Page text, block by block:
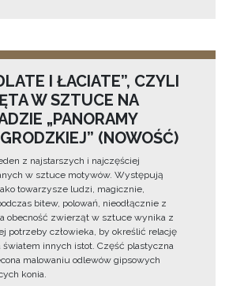
I ŁACIATE”, CZYLI
W SZTUCE NA
„PANORAMY
(NOWOŚĆ)
z najstarszych i najczęściej
w sztuce motywów. Występują
towarzysze ludzi, magicznie,
bitew, polowań, nieodłącznie z
obecność zwierząt w sztuce wynika z
potrzeby człowieka, by określić relację
światem innych istot. Część plastyczna
malowaniu odlewów gipsowych
konia.